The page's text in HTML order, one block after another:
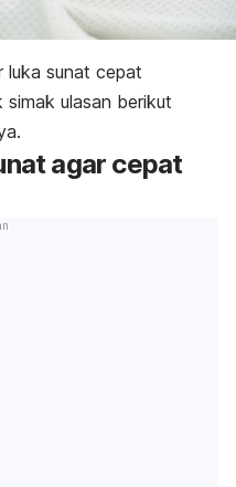
luka sunat cepat
simak ulasan berikut
agar cepat